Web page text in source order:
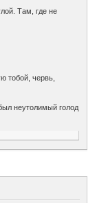
Там, где не
тобой, червь,
неутолимый голод